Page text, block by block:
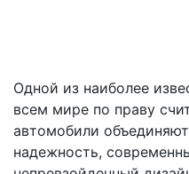
Одной из наиболее
всем мире по праву
автомобили
надежность,